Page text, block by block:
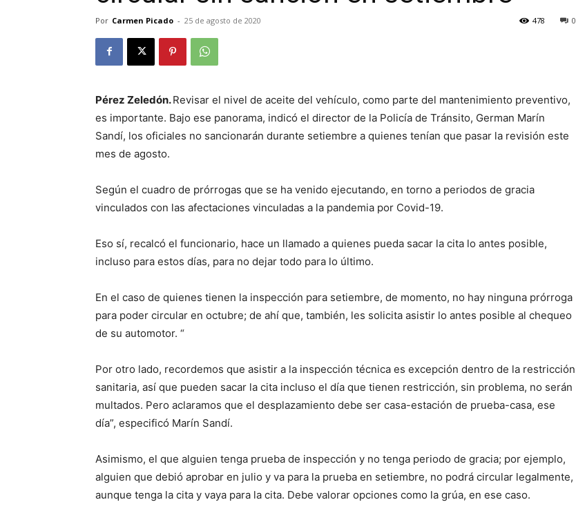
Por Carmen Picado - 25 de agosto de 2020 0
478
Pérez Zeledón.Revisar el nivel de aceite del vehículo, como parte del mantenimiento preventivo,
es importante. Bajo ese panorama, indicó el director de la Policía de Tránsito, German Marín
Sandí, los oficiales no sancionarán durante setiembre a quienes tenían que pasar la revisión este
mes de agosto.
Según el cuadro de prórrogas que se ha venido ejecutando, en torno a periodos de gracia
vinculados con las afectaciones vinculadas a la pandemia por Covid-19.
Eso sí, recalcó el funcionario, hace un llamado a quienes pueda sacar la cita lo antes posible,
incluso para estos días, para no dejar todo para lo último.
En el caso de quienes tienen la inspección para setiembre, de momento, no hay ninguna prórroga
para poder circular en octubre; de ahí que, también, les solicita asistir lo antes posible al chequeo
de su automotor. “
Por otro lado, recordemos que asistir a la inspección técnica es excepción dentro de la restricción
sanitaria, así que pueden sacar la cita incluso el día que tienen restricción, sin problema, no serán
multados. Pero aclaramos que el desplazamiento debe ser casa-estación de prueba-casa, ese
día”, especificó Marín Sandí.
Asimismo, el que alguien tenga prueba de inspección y no tenga periodo de gracia; por ejemplo,
alguien que debió aprobar en julio y va para la prueba en setiembre, no podrá circular legalmente,
aunque tenga la cita y vaya para la cita. Debe valorar opciones como la grúa, en ese caso.